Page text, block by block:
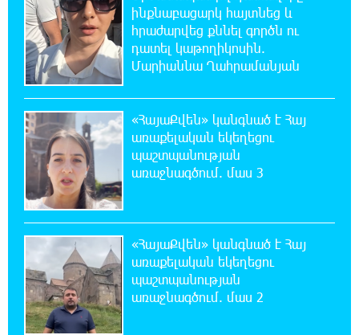
Կաթողիկոսի նկատմամբ իրականացվող
բռնադատավարությունը միահեծան
իշխանության հետևանք է. Հանրային Դաշինք
Մեր երկրում իշխանության և ընդդիմության
անվերջանալի պայքարում տուժում է միայն
ու միայն ՀՀ քաղաքացին. Աննա Կոստանյան
20:49:35 7-08-2026
Փրկարարները հայտանաբերել են մոլորված
զբոսաշրջիկներին
20:39:24 7-08-2026
ԼՀԿ-ն պահանջում է դադարեցնել Գարեգին
Բ-ի և եպիսկոպոսների դեմ քրեական
հետապնդումը
ինքնաբացարկ հայտնեց և
հրաժարվեց քննել գործն ու
դատել կաթողիկոսին.
Մարիաննա Ղահրամանյան
«ՀայաՔվեն» կանգնած է Հայ
առաքելական եկեղեցու
պաշտպանության
առաջնագծում. մաս 3
«ՀայաՔվեն» կանգնած է Հայ
առաքելական եկեղեցու
պաշտպանության
առաջնագծում. մաս 2